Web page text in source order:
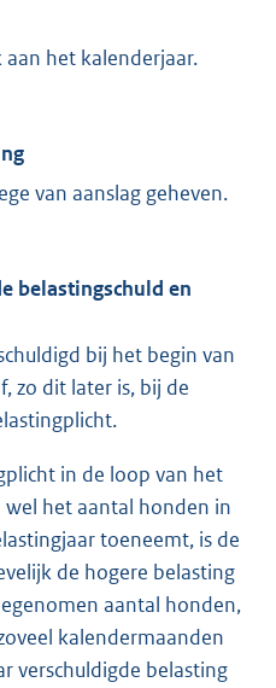
het kalenderjaar.
van aanslag geheven.
belastingschuld en
bij het begin van
zo dit later is, bij de
in de loop van het
wel het aantal honden in
toeneemt, is de
de hogere belasting
aantal honden,
kalendermaanden
verschuldigde belasting